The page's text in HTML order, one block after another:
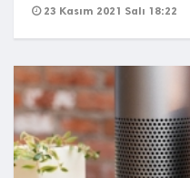
23 Kasım 2021 Salı 18:22